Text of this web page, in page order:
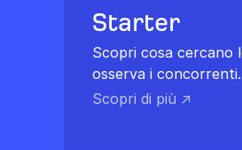
Starter
Scopri cosa cercano
osserva i concorrenti.
Scopri di più ↗